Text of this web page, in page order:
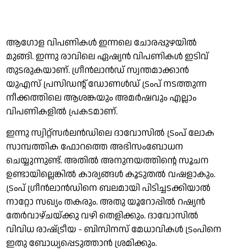
ആഗോള വിപണികൾ ഇന്നലെ ചോരപ്പുഴയിൽ
മുങ്ങി. ഇന്നു രാവിലെ ഏഷ്യൻ വിപണികൾ ഇടിവ്
തുടരുകയാണ്. ഗ്രീൻലാൻഡ് സ്വന്തമാക്കാൻ
യുഎസ് പ്രസിഡൻ്റ് ഡോണൾഡ് ട്രംപ് നടത്തുന്ന
നീക്കത്തിലെ ആശങ്കയും അമർഷവും എല്ലാം
വിപണികളിൽ പ്രകടമാണ്.
ഇന്നു സ്വിറ്റ്സർലൻഡിലെ ദാവോസിൽ ട്രംപ് ലോക
സാമ്പത്തിക ഫോറത്തെ അഭിസംബോധന
ചെയ്യുന്നുണ്ട്. അതിൽ അനുനയത്തിൻ്റെ സൂചന
ഉണ്ടായില്ലെങ്കിൽ കാര്യങ്ങൾ കൂടുതൽ വഷളാകും.
ട്രംപ് ഗ്രീൻലാൻഡിനെ ബലമായി പിടിച്ചടക്കിയാൽ
നാറ്റോ സഖ്യം തകരും. അതു യൂറോപ്പിൽ റഷ്യൻ
തേർവാഴ്ചയ്ക്കു വഴി തെളിക്കും. ദാവോസിൽ
വിവിധ രാഷ്‌ട്രീയ - ബിസിനസ് മേധാവികൾ ട്രംപിനെ
ഇതു ബോധ്യപ്പെടുത്താൻ ശ്രമിക്കും.